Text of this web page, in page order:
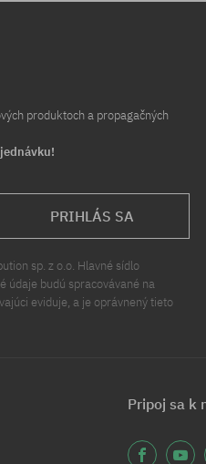
produktoch a propagačných
PRIHLÁS SA
sp. z o.o. Hlavné sídlo
údaje budú spracovávané na
eviduje, a je oprávnený tieto
Pripoj sa k